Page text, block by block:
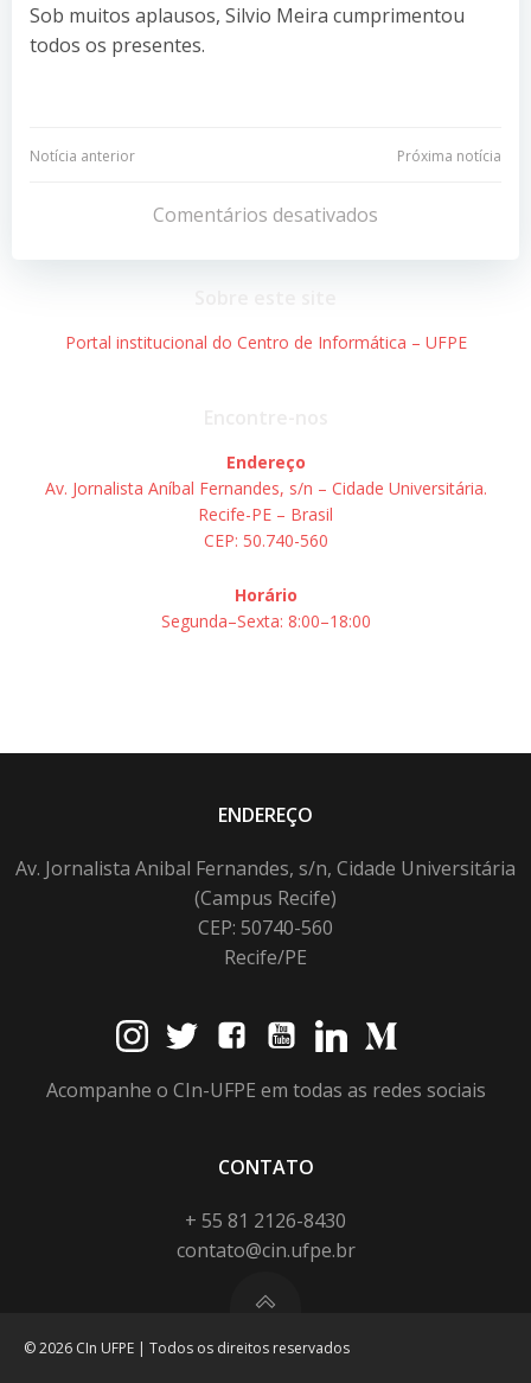
Sob muitos aplausos, Silvio Meira cumprimentou
todos os presentes.
Navegação
Post
Notícia anterior
Navegação
de
Post
Próxima notícia
Comentários desativados
Portal institucional do Centro de Informática – UFPE
Endereço
Av. Jornalista Aníbal Fernandes, s/n – Cidade Universitária.
Recife-PE – Brasil
CEP: 50.740-560
Horário
Segunda–Sexta: 8:00–18:00
ENDEREÇO
Av. Jornalista Anibal Fernandes, s/n, Cidade Universitária
(Campus Recife)
CEP: 50740-560
Recife/PE
Acompanhe o CIn-UFPE em todas as redes sociais
CONTATO
+ 55 81 2126-8430
contato@cin.ufpe.br
© 2026 CIn UFPE | Todos os direitos reservados